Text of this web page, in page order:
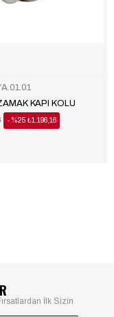
KAPI KOLU
%25 ₺1.196,16
İlk Sizin